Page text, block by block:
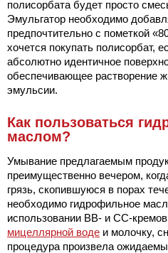
полисорбата будет просто
Эмульгатор необходимо
предпочтительно с пометкой
хочется покупать полисорбат,
абсолютно идентичное
обеспечивающее растворение
эмульсии.
Как пользоваться
маслом?
Умывание предлагаемым
преимущественно вечером,
грязь, скопившуюся в порах
необходимо гидрофильное
использовании ВВ- и СС-
мицеллярной воде и молочку,
процедура произвела